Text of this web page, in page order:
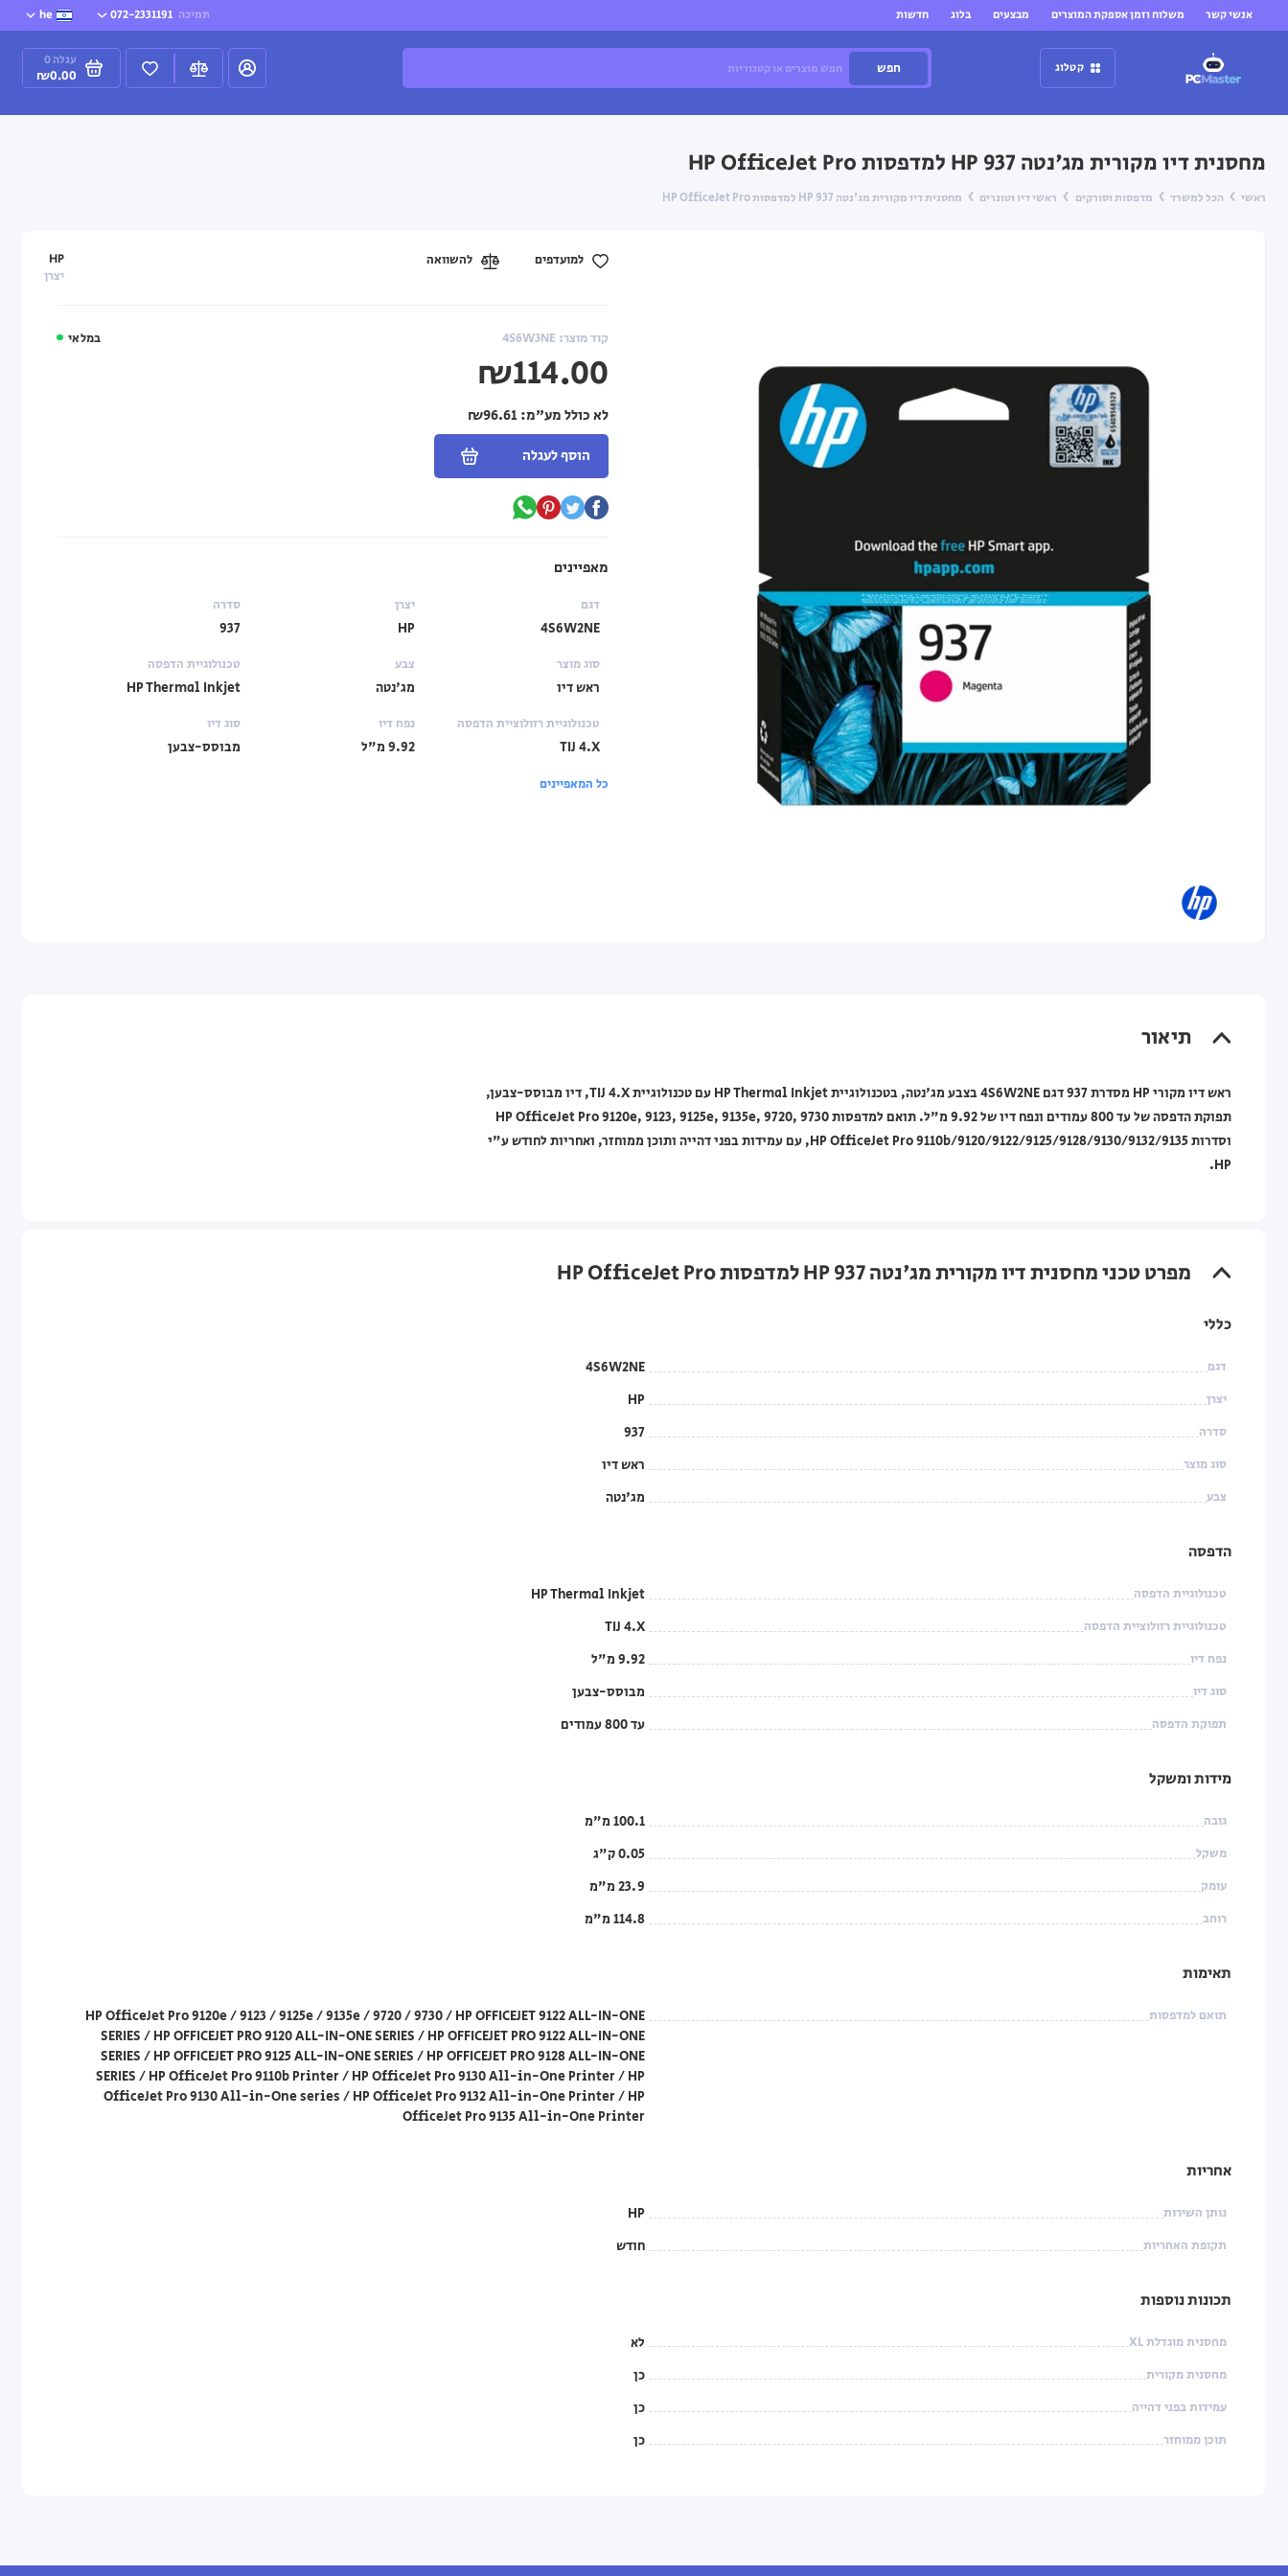
אנשי קשר משלוח וזמן אספקת המוצרים מבצעים בלוג חדשות תמיכה 072-2331191
he
קטלוג חפש עגלה 0
₪0.00
מחסנית דיו מקורית מג'נטה HP 937 למדפסות HP OfficeJet Pro
ראשי הכל למשרד מדפסות וסורקים ראשי דיו וטונרים מחסנית דיו מקורית מג'נטה HP 937 למדפסות HP OfficeJet Pro
במלאי קוד מוצר: 4S6W3NE
HP
יצרן
₪114.00
לא כולל מע"מ:
הוסף לעגלה
למועדפים להשוואה
מאפיינים
דגם
4S6W2NE
יצרן
HP
סדרה
937
סוג מוצר
ראש דיו
צבע
מג'נטה
טכנולוגיית הדפסה
HP Thermal Inkjet
טכנולוגיית רזולוציית הדפסה
TIJ 4.X
נפח דיו
9.92 מ"ל
סוג דיו
מבוסס-צבען
כל המאפיינים
תיאור
ראש דיו מקורי HP מסדרת 937 דגם 4S6W2NE בצבע מג'נטה, בטכנולוגיית HP Thermal Inkjet עם טכנולוגיית TIJ 4.X, דיו מבוסס-צבען,
תפוקת הדפסה של עד 800 עמודים ונפח דיו של 9.92 מ"ל. תואם למדפסות HP OfficeJet Pro 9120e, 9123, 9125e, 9135e, 9720, 9730
וסדרות HP OfficeJet Pro 9110b/9120/9122/9125/9128/9130/9132/9135, עם עמידות בפני דהייה ותוכן ממוחזר, ואחריות לחודש ע"י
HP.
מפרט טכני מחסנית דיו מקורית מג'נטה HP 937 למדפסות HP OfficeJet Pro
כללי
דגם 4S6W2NE
יצרן HP
סדרה 937
סוג מוצר ראש דיו
צבע מג'נטה
הדפסה
טכנולוגיית הדפסה HP Thermal Inkjet
טכנולוגיית רזולוציית הדפסה TIJ 4.X
נפח דיו 9.92 מ"ל
סוג דיו מבוסס-צבען
תפוקת הדפסה עד 800 עמודים
מידות ומשקל
גובה 100.1 מ"מ
משקל 0.05 ק"ג
עומק 23.9 מ"מ
רוחב 114.8 מ"מ
תאימות
תואם למדפסות
HP OfficeJet Pro 9120e / 9123 / 9125e / 9135e / 9720 / 9730 / HP OFFICEJET 9122 ALL-IN-ONE
SERIES / HP OFFICEJET PRO 9120 ALL-IN-ONE SERIES / HP OFFICEJET PRO 9122 ALL-IN-ONE
SERIES / HP OFFICEJET PRO 9125 ALL-IN-ONE SERIES / HP OFFICEJET PRO 9128 ALL-IN-ONE
SERIES / HP OfficeJet Pro 9110b Printer / HP OfficeJet Pro 9130 All-in-One Printer / HP
OfficeJet Pro 9130 All-in-One series / HP OfficeJet Pro 9132 All-in-One Printer / HP
OfficeJet Pro 9135 All-in-One Printer
אחריות
נותן השירות HP
תקופת האחריות חודש
תכונות נוספות
מחסנית מוגדלת XL לא
מחסנית מקורית כן
עמידות בפני דהייה כן
תוכן ממוחזר כן